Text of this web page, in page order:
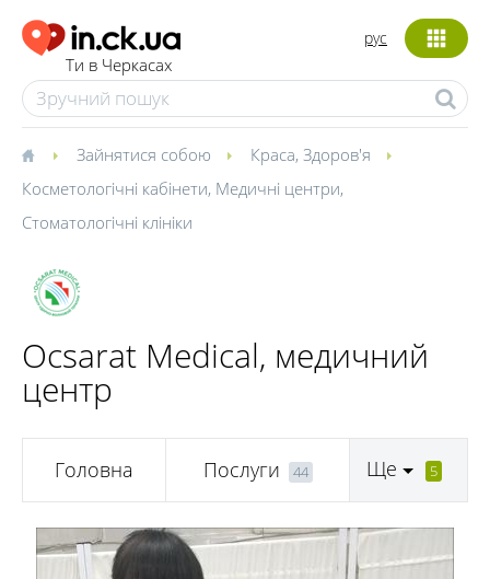
Ти в Черкасах
рус
Зайнятися собою Краса, Здоров'я
Косметологічні кабінети, Медичні центри,
Стоматологічні клініки
Ocsarat Medical, медичний
центр
Головна Послуги 44 Ще 5